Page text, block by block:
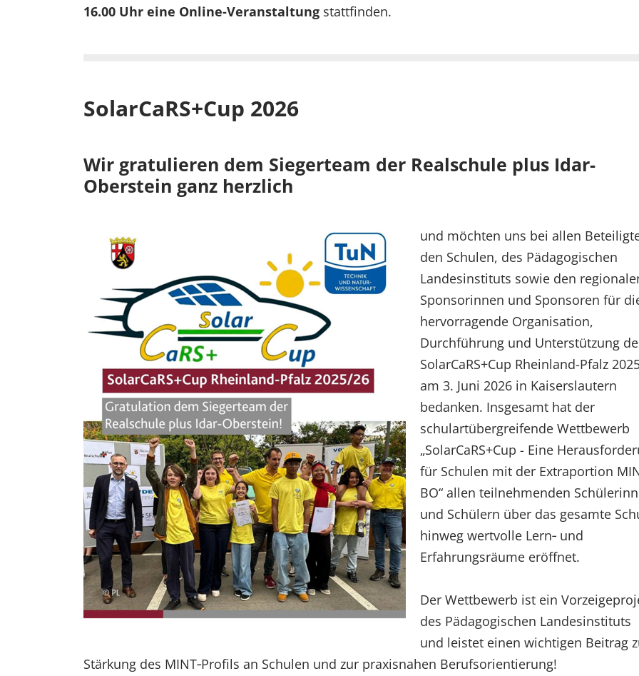
16.00 Uhr eine Online-Veranstaltung stattfinden.
SolarCaRS+Cup 2026
Wir gratulieren dem Siegerteam der Realschule plus Idar-
Oberstein ganz herzlich
und möchten uns bei allen
den Schulen, des Pädagogischen
Landesinstituts sowie den
Sponsorinnen und Sponsoren für
hervorragende Organisation,
Durchführung und Unterstützung
SolarCaRS+Cup Rheinland-Pfalz
am 3. Juni 2026 in Kaiserslautern
bedanken. Insgesamt hat der
schulartübergreifende Wettbewerb
„SolarCaRS+Cup - Eine
für Schulen mit der Extraportion
BO“ allen teilnehmenden
und Schülern über das gesamte
hinweg wertvolle Lern‑ und
Erfahrungsräume eröffnet.
Der Wettbewerb ist ein
des Pädagogischen Landesinstituts
und leistet einen wichtigen Beitrag
Stärkung des MINT‑Profils an Schulen und zur praxisnahen Berufsorientierung!